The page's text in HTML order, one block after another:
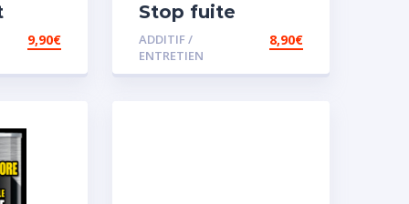
9,90€
Stop fuite
moteur
ADDITIF /
ENTRETIEN
8,90€